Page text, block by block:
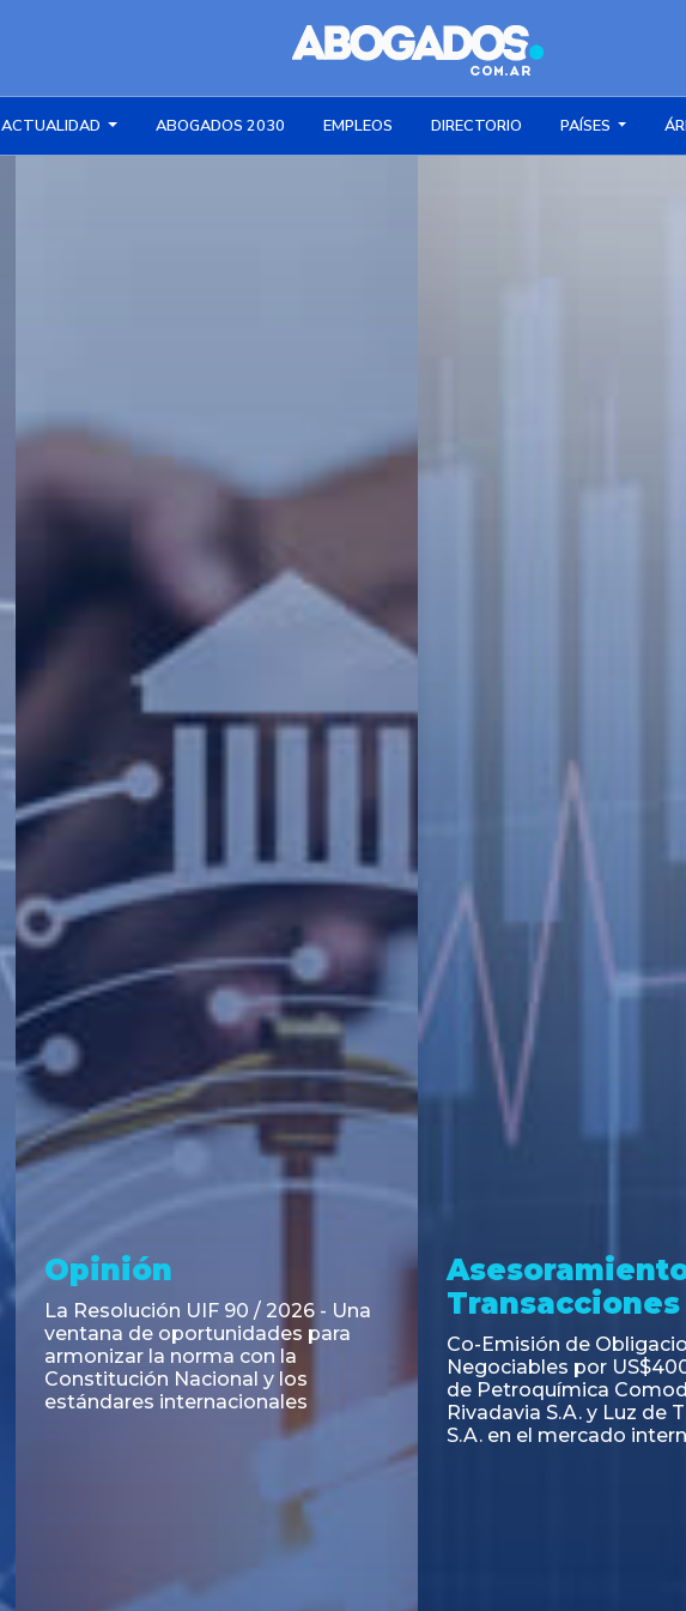
ACTUALIDAD ABOGADOS 2030 EMPLEOS DIRECTORIO PAÍSES
Asesoramiento y
Transacciones
Emisión de Obligaciones
Negociables Clase E de Central
Puerto S.A. por un Valor Nominal
de U$S 98.897.303
Transacciones
PAGBAM asesoró a
autorización para la
de los Certificados de
del Fideicomiso
Inmobiliario "Espacio